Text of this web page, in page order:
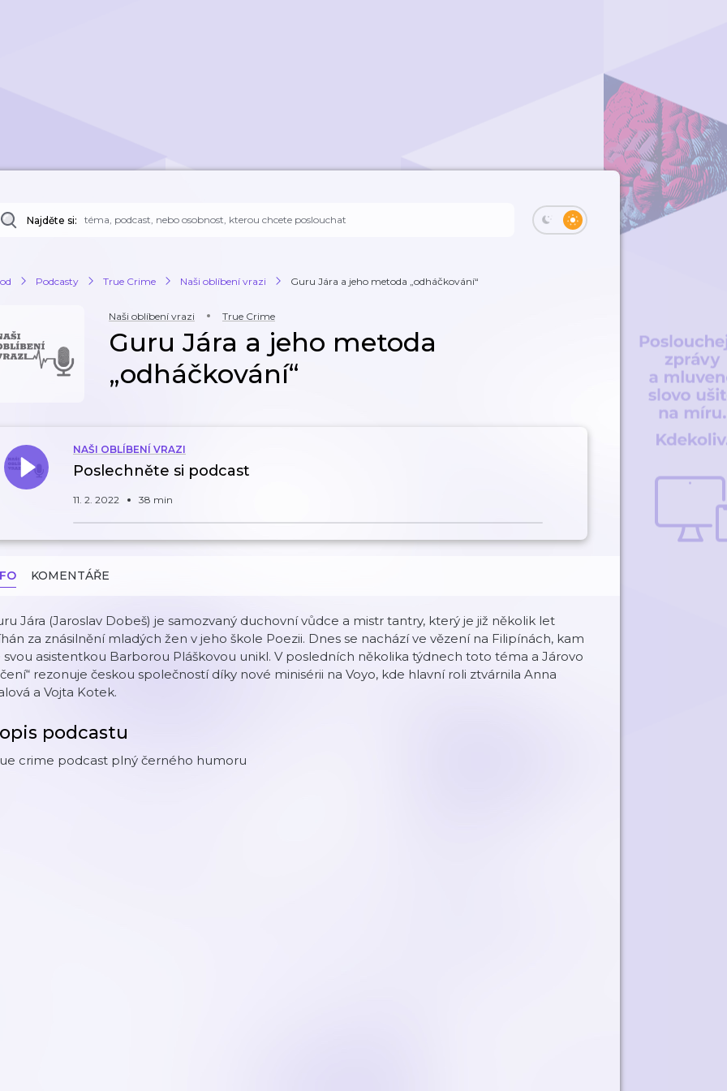
Najděte si:
Podcasty True Crime Naši oblíbení vrazi Guru Jára a jeho metoda „odháčkování“
Naši oblíbení vrazi True Crime
Guru Jára a jeho metoda
„odháčkování“
NAŠI OBLÍBENÍ VRAZI
Poslechněte si podcast
11. 2. 2022 38 min
KOMENTÁŘE
Jára (Jaroslav Dobeš) je samozvaný duchovní vůdce a mistr tantry, který je již několik let
za znásilnění mladých žen v jeho škole Poezii. Dnes se nachází ve vězení na Filipínách, kam
svou asistentkou Barborou Pláškovou unikl. V posledních několika týdnech toto téma a Járovo
rezonuje českou společností díky nové minisérii na Voyo, kde hlavní roli ztvárnila Anna
a Vojta Kotek.
podcastu
crime podcast plný černého humoru